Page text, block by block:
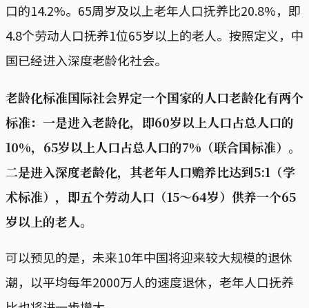
口的14.2%。65周岁及以上老年人口抚养比20.8%，即
4.8个劳动人口抚养1位65岁以上的老人。按照定义，中
国已经进入深度老龄化社会。
老龄化标准国际社会界定一个国家的人口老龄化有两个
标准：一是进入老龄化，即60岁以上人口占总人口的
10%，65岁以上人口占总人口的7%（联合国标准）。
二是进入深度老龄化，其老年人口赡养比达到5:1（学
术标准），即五个劳动人口（15～64岁）供养一个65
岁以上的老人。
可以预见的是，未来10年中国将迎来较大规模的退休
潮，以平均每年2000万人的速度退休，老年人口抚养